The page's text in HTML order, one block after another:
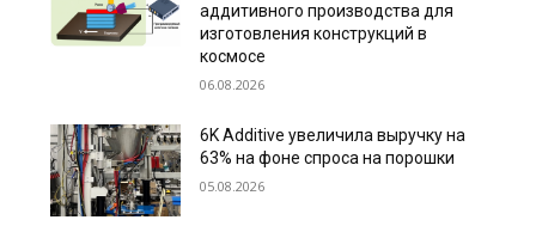
аддитивного производства для
изготовления конструкций в
космосе
06.08.2026
6K Additive увеличила выручку на
63% на фоне спроса на порошки
05.08.2026